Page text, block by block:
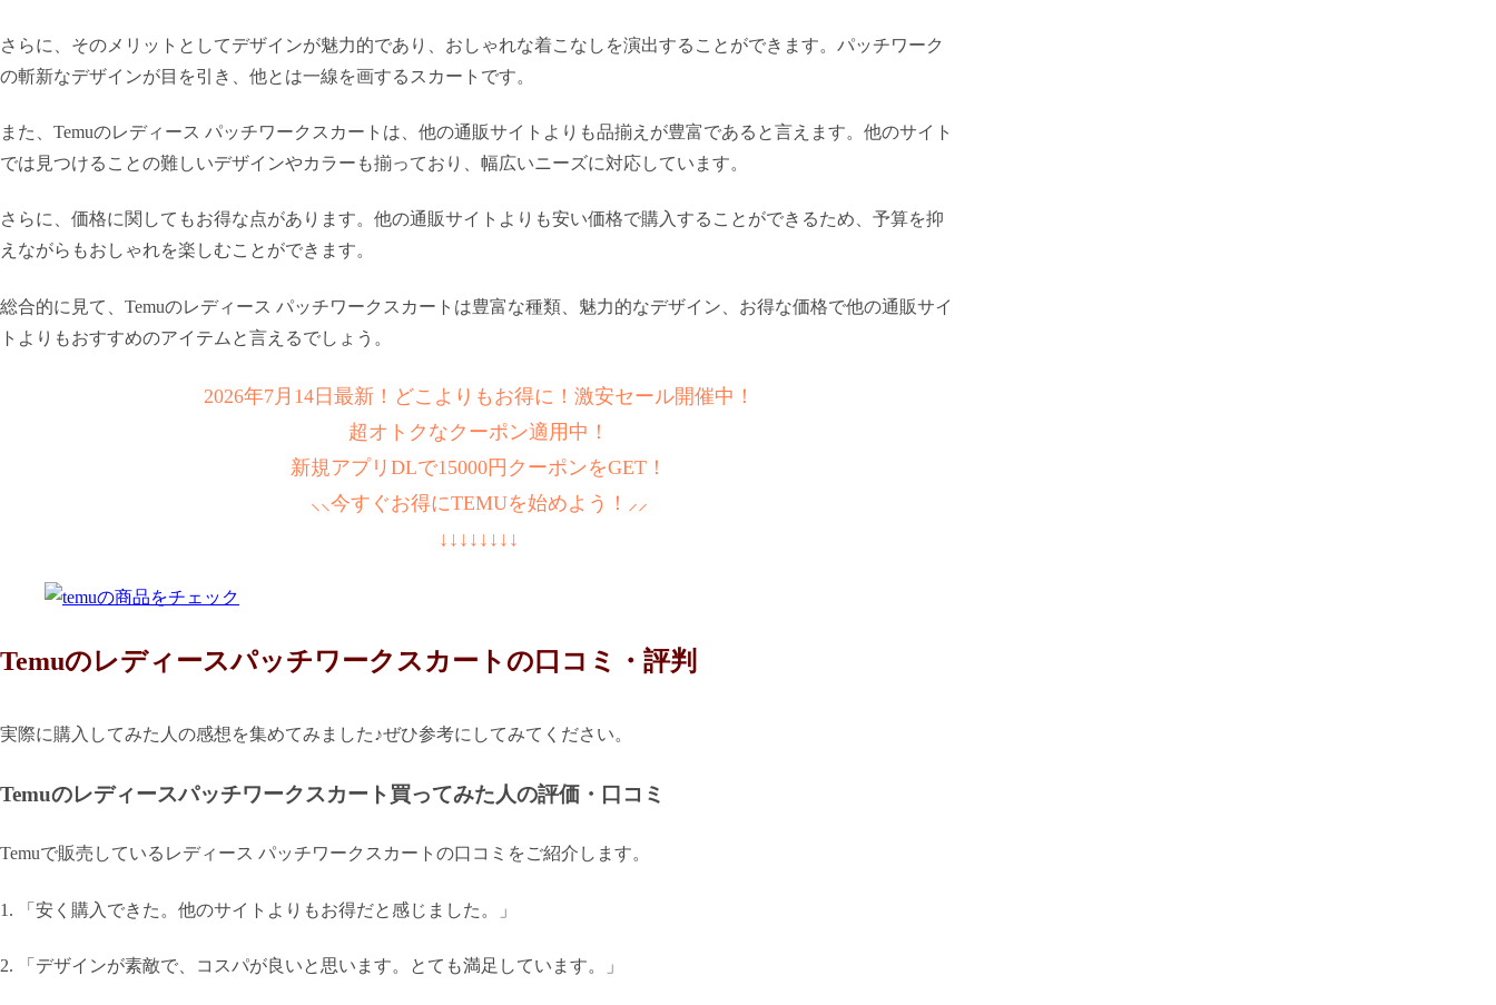
さらに、そのメリットとしてデザインが魅力的であり、おしゃれな着こなしを演出することができます。パッチワーク
の斬新なデザインが目を引き、他とは一線を画するスカートです。
また、Temuのレディース パッチワークスカートは、他の通販サイトよりも品揃えが豊富であると言えます。他のサイト
では見つけることの難しいデザインやカラーも揃っており、幅広いニーズに対応しています。
さらに、価格に関してもお得な点があります。他の通販サイトよりも安い価格で購入することができるため、予算を抑
えながらもおしゃれを楽しむことができます。
総合的に見て、Temuのレディース パッチワークスカートは豊富な種類、魅力的なデザイン、お得な価格で他の通販サイ
トよりもおすすめのアイテムと言えるでしょう。
2026年7月14日最新！どこよりもお得に！激安セール開催中！
超オトクなクーポン適用中！
新規アプリDLで15000円クーポンをGET！
⸜⸜今すぐお得にTEMUを始めよう！⸝⸝
↓↓↓↓↓↓↓↓
Temuのレディースパッチワークスカートの口コミ・評判
実際に購入してみた人の感想を集めてみました♪ぜひ参考にしてみてください。
Temuのレディースパッチワークスカート買ってみた人の評価・口コミ
Temuで販売しているレディース パッチワークスカートの口コミをご紹介します。
1. 「安く購入できた。他のサイトよりもお得だと感じました。」
2. 「デザインが素敵で、コスパが良いと思います。とても満足しています。」